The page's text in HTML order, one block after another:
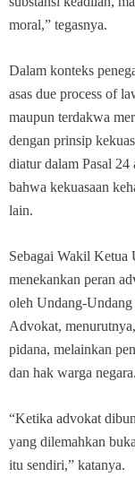
moral,” tegasnya.
Dalam konteks
asas due process of
maupun terdakwa
dengan prinsip
diatur dalam Pasal
bahwa kekuasaan
lain.
Sebagai Wakil
menekankan peran
oleh Undang-
Advokat,
pidana, melainkan
dan hak warga negara.
“Ketika advokat
yang dilemahkan
itu sendiri,” katanya.